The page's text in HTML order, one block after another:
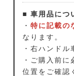
■ 車用品につ
・ 特に記載の
なります。
・右ハンドル
・ご購入前
位置をご確認